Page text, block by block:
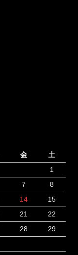
金
土
1
7
8
14
15
21
22
28
29